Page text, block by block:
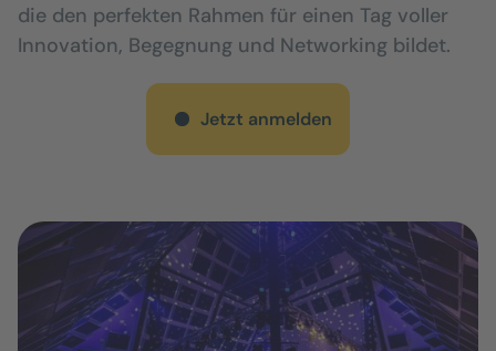
die den perfekten Rahmen für einen Tag voller
Innovation, Begegnung und Networking bildet.
Jetzt anmelden